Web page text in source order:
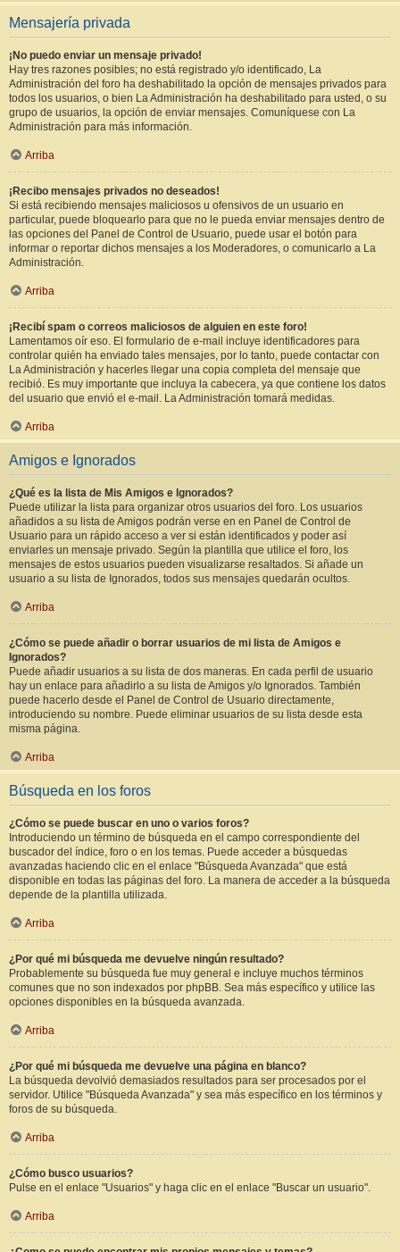
Mensajería privada
¡No puedo enviar un mensaje privado!
Hay tres razones posibles; no está registrado y/o identificado, La
Administración del foro ha deshabilitado la opción de mensajes privados para
todos los usuarios, o bien La Administración ha deshabilitado para usted, o su
grupo de usuarios, la opción de enviar mensajes. Comuníquese con La
Administración para más información.
Arriba
¡Recibo mensajes privados no deseados!
Si está recibiendo mensajes maliciosos u ofensivos de un usuario en
particular, puede bloquearlo para que no le pueda enviar mensajes dentro de
las opciones del Panel de Control de Usuario, puede usar el botón para
informar o reportar dichos mensajes a los Moderadores, o comunicarlo a La
Administración.
Arriba
¡Recibí spam o correos maliciosos de alguien en este foro!
Lamentamos oír eso. El formulario de e-mail incluye identificadores para
controlar quién ha enviado tales mensajes, por lo tanto, puede contactar con
La Administración y hacerles llegar una copia completa del mensaje que
recibió. Es muy importante que incluya la cabecera, ya que contiene los datos
del usuario que envió el e-mail. La Administración tomará medidas.
Arriba
Amigos e Ignorados
¿Qué es la lista de Mis Amigos e Ignorados?
Puede utilizar la lista para organizar otros usuarios del foro. Los usuarios
añadidos a su lista de Amigos podrán verse en en Panel de Control de
Usuario para un rápido acceso a ver si están identificados y poder así
enviarles un mensaje privado. Según la plantilla que utilice el foro, los
mensajes de estos usuarios pueden visualizarse resaltados. Si añade un
usuario a su lista de Ignorados, todos sus mensajes quedarán ocultos.
Arriba
¿Cómo se puede añadir o borrar usuarios de mi lista de Amigos e
Ignorados?
Puede añadir usuarios a su lista de dos maneras. En cada perfil de usuario
hay un enlace para añadirlo a su lista de Amigos y/o Ignorados. También
puede hacerlo desde el Panel de Control de Usuario directamente,
introduciendo su nombre. Puede eliminar usuarios de su lista desde esta
misma página.
Arriba
Búsqueda en los foros
¿Cómo se puede buscar en uno o varios foros?
Introduciendo un término de búsqueda en el campo correspondiente del
buscador del índice, foro o en los temas. Puede acceder a búsquedas
avanzadas haciendo clic en el enlace "Búsqueda Avanzada" que está
disponible en todas las páginas del foro. La manera de acceder a la búsqueda
depende de la plantilla utilizada.
Arriba
¿Por qué mi búsqueda me devuelve ningún resultado?
Probablemente su búsqueda fue muy general e incluye muchos términos
comunes que no son indexados por phpBB. Sea más específico y utilice las
opciones disponibles en la búsqueda avanzada.
Arriba
¿Por qué mi búsqueda me devuelve una página en blanco?
La búsqueda devolvió demasiados resultados para ser procesados por el
servidor. Utilice "Búsqueda Avanzada" y sea más específico en los términos y
foros de su búsqueda.
Arriba
¿Cómo busco usuarios?
Pulse en el enlace "Usuarios" y haga clic en el enlace "Buscar un usuario".
Arriba